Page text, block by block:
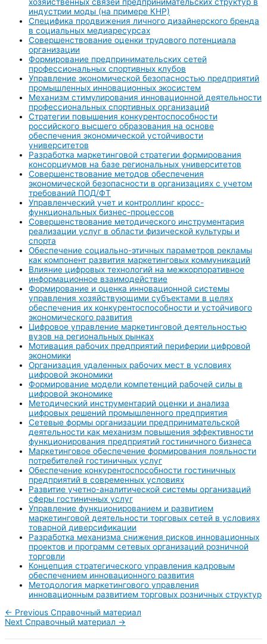
хозяйственных связей предпринимательских структур в
индустрии моды (на примере КНР)
Специфика продвижения личного дизайнерского бренда
в социальных медиаресурсах
Совершенствование оценки трудового потенциала
организации
Формирование предпринимательских сетей
профессиональных спортивных клубов
Управление экономической безопасностью предприятий
промышленных инновационных экосистем
Механизм стимулирования инновационной деятельности
профессиональных спортивных организаций
Стратегии повышения конкурентоспособности
российского высшего образования на основе
обеспечения экономической устойчивости
университетов
Разработка маркетинговой стратегии формирования
консорциумов на базе региональных университетов
Совершенствование методов обеспечения
экономической безопасности в организациях с учетом
требований ПОД/ФТ
Управленческий учет и контроллинг кросс-
функциональных бизнес-процессов
Совершенствование методического инструментария
реализации услуг в области физической культуры и
спорта
Обеспечение социально-этичных параметров рекламы
как компонент развития маркетинговых коммуникаций
Влияние цифровых технологий на межкорпоративное
информационное взаимодействие
Формирование и оценка инновационной системы
управления хозяйствующими субъектами в целях
обеспечения их конкурентоспособности и устойчивого
экономического развития
Цифровое управление маркетинговой деятельностью
вузов на региональных рынках
Мотивация рабочих предприятий периферии цифровой
экономики
Организация удаленных рабочих мест в условиях
цифровой экономики
Формирование модели компетенций рабочей силы в
цифровой экономике
Методический инструментарий оценки и анализа
цифровых решений промышленного предприятия
Сетевые формы организации предпринимательской
деятельности как механизм повышения эффективности
функционирования предприятий гостиничного бизнеса
Маркетинговое обеспечение формирования лояльности
потребителей гостиничных услуг
Обеспечение конкурентоспособности гостиничных
предприятий в современных условиях
Развитие учетно-аналитической системы организаций
сферы гостиничных услуг
Управление функционированием и развитием
маркетинговой деятельности торговых сетей в условиях
товарной диверсификации
Разработка механизма снижения рисков инновационных
проектов и программ сетевых организаций розничной
торговли
Концепция стратегического управления кадровым
обеспечением инновационного развития
Методология маркетингового управления
инновационным развитием торговых розничных структур
← Previous Справочный материал
Next Справочный материал →